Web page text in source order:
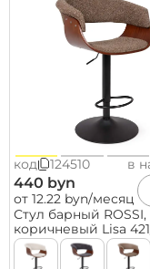
код 124510 в
440 byn
от 12.22 byn/месяц
Стул барный ROSSI,
коричневый Lisa
черный